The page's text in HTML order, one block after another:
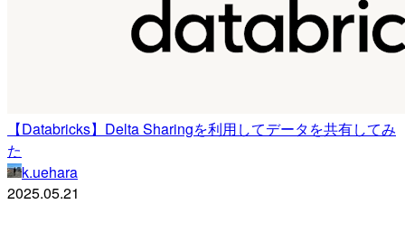
【Databricks】Delta Sharingを利用してデータを共有してみ
た
k.uehara
2025.05.21